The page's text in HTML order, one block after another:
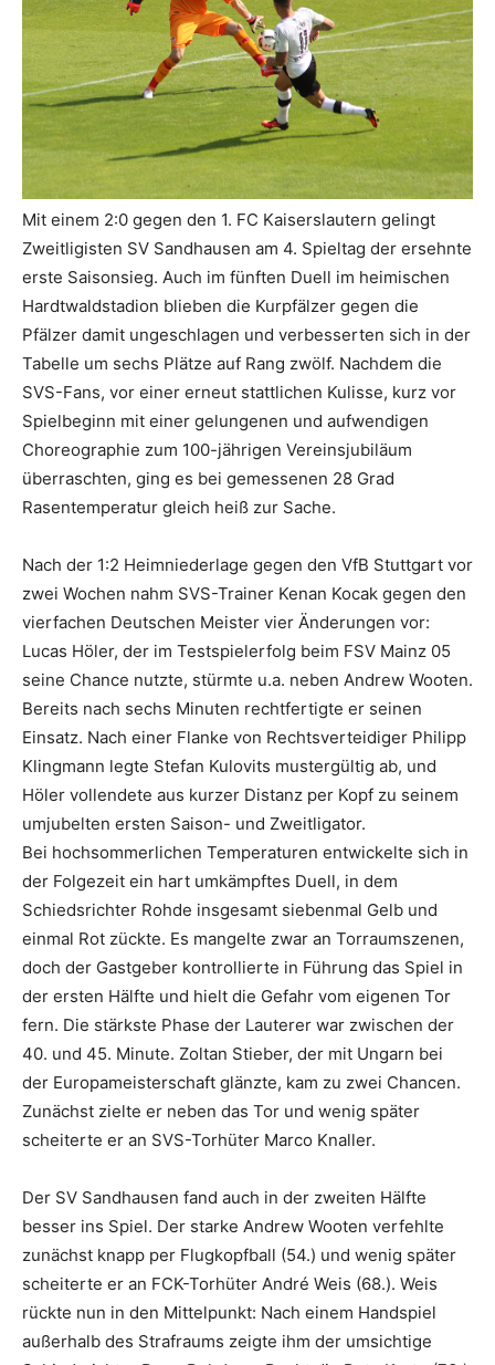
Mit einem 2:0 gegen den 1. FC Kaiserslautern gelingt
Zweitligisten SV Sandhausen am 4. Spieltag der ersehnte
erste Saisonsieg. Auch im fünften Duell im heimischen
Hardtwaldstadion blieben die Kurpfälzer gegen die
Pfälzer damit ungeschlagen und verbesserten sich in der
Tabelle um sechs Plätze auf Rang zwölf. Nachdem die
SVS-Fans, vor einer erneut stattlichen Kulisse, kurz vor
Spielbeginn mit einer gelungenen und aufwendigen
Choreographie zum 100-jährigen Vereinsjubiläum
überraschten, ging es bei gemessenen 28 Grad
Rasentemperatur gleich heiß zur Sache.
Nach der 1:2 Heimniederlage gegen den VfB Stuttgart vor
zwei Wochen nahm SVS-Trainer Kenan Kocak gegen den
vierfachen Deutschen Meister vier Änderungen vor:
Lucas Höler, der im Testspielerfolg beim FSV Mainz 05
seine Chance nutzte, stürmte u.a. neben Andrew Wooten.
Bereits nach sechs Minuten rechtfertigte er seinen
Einsatz. Nach einer Flanke von Rechtsverteidiger Philipp
Klingmann legte Stefan Kulovits mustergültig ab, und
Höler vollendete aus kurzer Distanz per Kopf zu seinem
umjubelten ersten Saison- und Zweitligator.
Bei hochsommerlichen Temperaturen entwickelte sich in
der Folgezeit ein hart umkämpftes Duell, in dem
Schiedsrichter Rohde insgesamt siebenmal Gelb und
einmal Rot zückte. Es mangelte zwar an Torraumszenen,
doch der Gastgeber kontrollierte in Führung das Spiel in
der ersten Hälfte und hielt die Gefahr vom eigenen Tor
fern. Die stärkste Phase der Lauterer war zwischen der
40. und 45. Minute. Zoltan Stieber, der mit Ungarn bei
der Europameisterschaft glänzte, kam zu zwei Chancen.
Zunächst zielte er neben das Tor und wenig später
scheiterte er an SVS-Torhüter Marco Knaller.
Der SV Sandhausen fand auch in der zweiten Hälfte
besser ins Spiel. Der starke Andrew Wooten verfehlte
zunächst knapp per Flugkopfball (54.) und wenig später
scheiterte er an FCK-Torhüter André Weis (68.). Weis
rückte nun in den Mittelpunkt: Nach einem Handspiel
außerhalb des Strafraums zeigte ihm der umsichtige